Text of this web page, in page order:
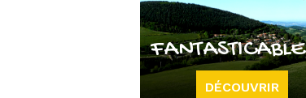
FANTASTICABLE
DÉCOUVRIR